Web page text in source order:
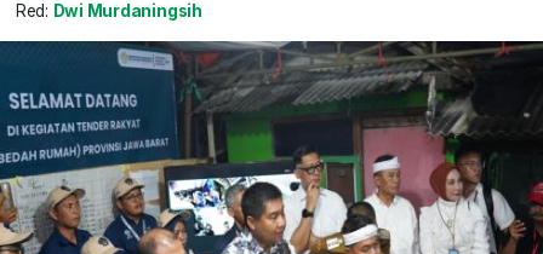
Red: Dwi Murdaningsih